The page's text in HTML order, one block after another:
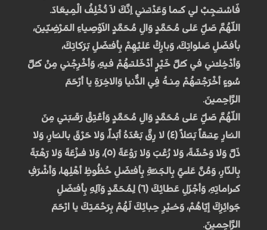
فَاسْتـَجِبْ لي كـَما وَعَدْتـَني اِنَّكَ لاَ تُخْلِفُ الْمِيعَادَ.
اللّهُمَّ صَلِّ عَلى مُحَمَّدٍ وَالِ مُحَمَّدٍ الاَوْصِياءِ المَرْضِيّينَ،
بأفضَلِ صَلواتِكَ، وَبارِكْ عَليْهِمْ بِأفـْضَلِ بَرَكاتِكَ،
وَأدْخِلـْني في كـُلَّ خَيْرٍ أدْخَلتـَهُمْ فيهِ، وَأخْرِجْني مِنْ كـُلَّ
سُوءٍ أخْرَجْتـَهُمْ مِنـهُ فِي الدُّنيا وَالاخِرَةِ يا أرْحَمَ
الرَّاحِمينَ.
اللّهُمَّ صَلِّ عَلى مُحَمَّدٍ وَالِ مُحَمَّدٍ وَأعْتِقْ رَقـَبَتي مِنَ
النـّارِ عِتـَقاً بَتـْلاً (٤) لا رِقَّ بَعْدَهُ أبَداً، وَلا حَرْقَ بالنـّارِ، وَلا
ذَلَّ وَلا وَحْشَةَ، وَلا رُعْبَ وَلا رَوْعَةَ (٥)، وَلا فـَزْعَةَ وَلا رَهْبَةَ
بِالنّارِ، وَمُنَّ عَلـَيَّ بِالجَنـَّةِ بِأفـْضَلِ حُظُوظِ أهْلِها، وَأشْرَفِ
كـَراماتِهِ، وَأجْزَلِ عَطائِكَ (٦) لِمُحَمَّدٍ وَآلِهِ بِأفـْضَلِ
جَوائِزِكَ إيّاهُمْ، وَخـَيْرِ حِبائِكَ لَهُمْ بِرَحْمَتِكَ يا ارْحَمَ
الرَّاحِمينَ.